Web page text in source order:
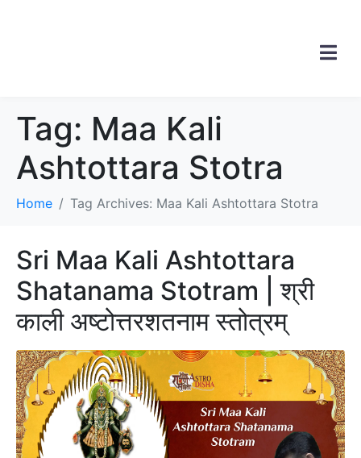
Tag: Maa Kali
Ashtottara Stotra
Home Tag Archives: Maa Kali Ashtottara Stotra
Sri Maa Kali Ashtottara
Shatanama Stotram | श्री
काली अष्टोत्तरशतनाम स्तोत्रम्